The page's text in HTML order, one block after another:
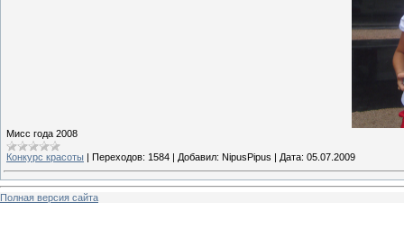
Мисс года 2008
Конкурс красоты | Переходов: 1584 | Добавил: NipusPipus | Дата: 05.07.2009
Полная версия сайта